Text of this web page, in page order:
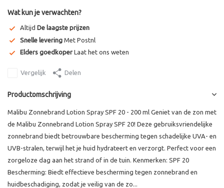
Wat kun je verwachten?
Altijd De laagste prijzen
Snelle levering Met Postnl
Elders goedkoper Laat het ons weten
Vergelijk Delen
Productomschrijving
Malibu Zonnebrand Lotion Spray SPF 20 - 200 ml Geniet van de zon met
de Malibu Zonnebrand Lotion Spray SPF 20! Deze gebruiksvriendelijke
zonnebrand biedt betrouwbare bescherming tegen schadelijke UVA- en
UVB-stralen, terwijl het je huid hydrateert en verzorgt. Perfect voor een
zorgeloze dag aan het strand of in de tuin. Kenmerken: SPF 20
Bescherming: Biedt effectieve bescherming tegen zonnebrand en
huidbeschadiging, zodat je veilig van de zo...